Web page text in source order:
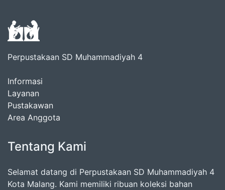
Perpustakaan SD Muhammadiyah 4
Informasi
Layanan
Pustakawan
Area Anggota
Tentang Kami
Selamat datang di Perpustakaan SD Muhammadiyah 4
Kota Malang. Kami memiliki ribuan koleksi bahan